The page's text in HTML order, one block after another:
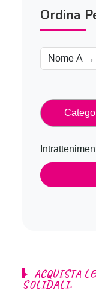
ACQUISTA LE
SOLIDALI.
Ordina